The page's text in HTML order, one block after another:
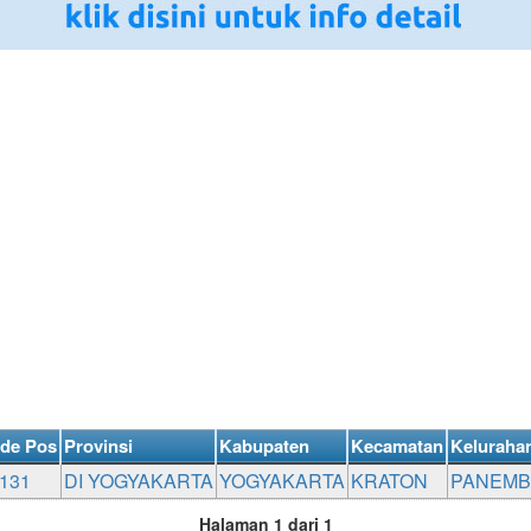
Pos Provinsi Kabupaten Kecamatan
DI YOGYAKARTA YOGYAKARTA KRATON
Halaman 1 dari 1